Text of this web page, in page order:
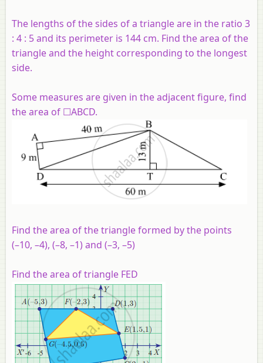
The lengths of the sides of a triangle are in the ratio 3
: 4 : 5 and its perimeter is 144 cm. Find the area of the
triangle and the height corresponding to the longest
side.
Some measures are given in the adjacent figure, find
the area of ☐ABCD.
Find the area of the triangle formed by the points
(–10, –4), (–8, –1) and (–3, –5)
Find the area of triangle FED